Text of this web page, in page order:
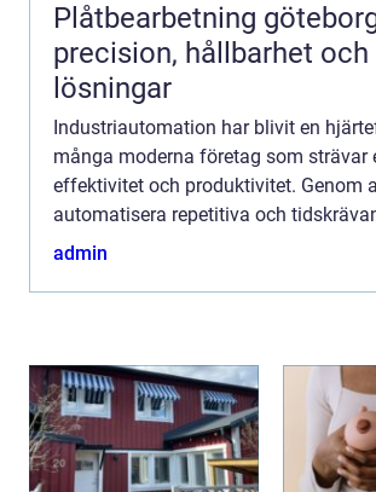
Plåtbearbetning
precision, hållbarhet
lösningar
Industriautomation har blivit en
många moderna företag som strävar
effektivitet och produktivitet. Genom
automatisera repetitiva och
arbetsuppgifter kan för...
admin